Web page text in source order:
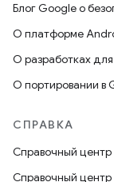
Блог Google о
О платформе
О разработках
О портировании в
СПРАВКА
Справочный
Справочный центр